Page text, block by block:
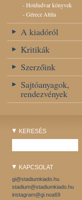
-Holdudvar könyvek
-Gérecz Attila
A kiadóról
Kritikák
Szerzőink
Sajtóanyagok,
rendezvények
KERESÉS
KAPCSOLAT
gi@stadiumkiado.hu
stadium@stadiumkiado.hu
instagram@gi.noa69